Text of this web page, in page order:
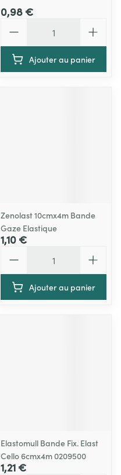
0,98 €
Ajouter au panier
Zenolast 10cmx4m Bande
Gaze Elastique
1,10 €
Ajouter au panier
Elastomull Bande Fix. Elast
Cello 6cmx4m 0209500
1,21 €